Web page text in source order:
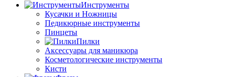
Инструменты
Кусачки и Ножницы
Педикюрные инструменты
Пинцеты
Пилки
Аксессуары для маникюра
Косметологические инструменты
Кисти